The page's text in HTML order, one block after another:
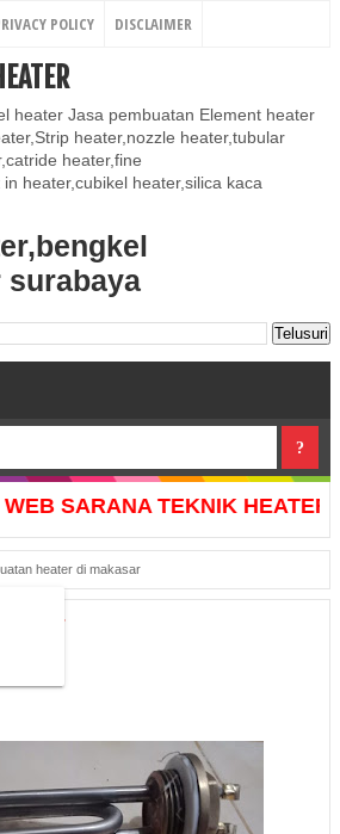
POLICY DISCLAIMER
heater Jasa pembuatan Element heater
heater,nozzle heater,tubular
heater,fine
heater,cubikel heater,silica kaca
surabaya
TEKNIK HEATER ,
heater di makasar